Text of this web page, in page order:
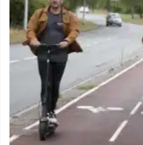
Gaulle,
dans
Haut-
de-
Mons